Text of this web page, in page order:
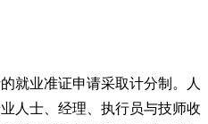
就业准证申请采取计分制。人
人士、经理、执行员与技师收